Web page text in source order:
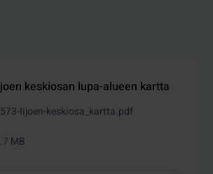
keskiosan lupa-alueen kartta
Iijoen-keskiosa_kartta.pdf
MB